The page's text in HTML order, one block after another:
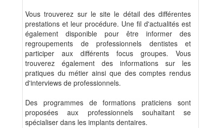
Vous trouverez sur le site le détail des différentes
prestations et leur procédure. Une fil d'actualités est
également disponible pour être informer des
regroupements de professionnels dentistes et
participer aux différents focus groupes. Vous
trouverez également des informations sur les
pratiques du métier ainsi que des comptes rendus
d'interviews de professionnels.
Des programmes de formations praticiens sont
proposées aux professionnels souhaitant se
spécialiser dans les implants dentaires.